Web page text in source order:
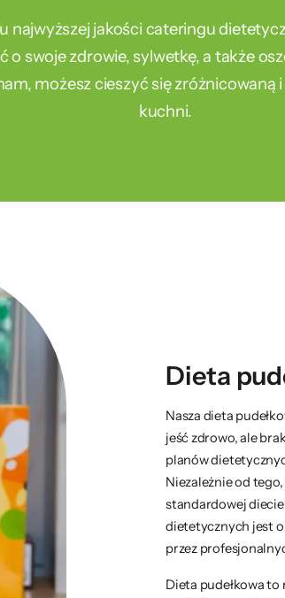
najwyższej jakości cateringu
swoje zdrowie, sylwetkę, a także
możesz cieszyć się
kuchni.
Dieta
Nasza dieta
jeść zdrowo, ale
planów
Niezależnie od
standardowej
dietetycznych jest
przez
Dieta pudełkowa